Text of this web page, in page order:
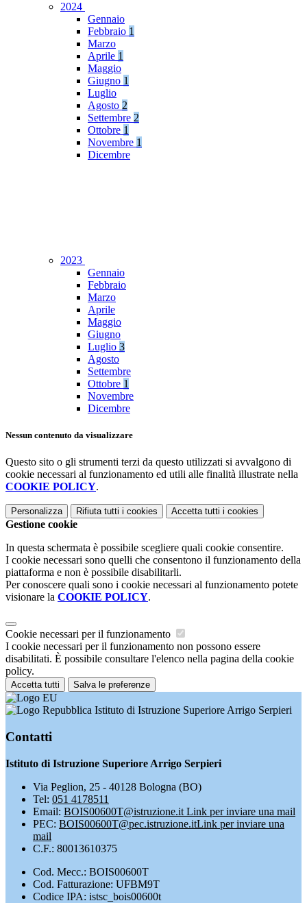
2024
Gennaio
Febbraio 1
Marzo
Aprile 1
Maggio
Giugno 1
Luglio
Agosto 2
Settembre 2
Ottobre 1
Novembre 1
Dicembre
2023
Gennaio
Febbraio
Marzo
Aprile
Maggio
Giugno
Luglio 3
Agosto
Settembre
Ottobre 1
Novembre
Dicembre
Nessun contenuto da visualizzare
Questo sito o gli strumenti terzi da questo utilizzati si avvalgono di
cookie necessari al funzionamento ed utili alle finalità illustrate nella
COOKIE POLICY.
Personalizza Rifiuta tutti i cookies Accetta tutti i cookies
Gestione cookie
In questa schermata è possibile scegliere quali cookie consentire.
I cookie necessari sono quelli che consentono il funzionamento della
piattaforma e non è possibile disabilitarli.
Per conoscere quali sono i cookie necessari al funzionamento potete
visionare la COOKIE POLICY.
Cookie necessari per il funzionamento
I cookie necessari per il funzionamento non possono essere
disabilitati. È possibile consultare l'elenco nella pagina della cookie
policy.
Accetta tutti Salva le preferenze
Istituto di Istruzione Superiore Arrigo Serpieri
Contatti
Istituto di Istruzione Superiore Arrigo Serpieri
Via Peglion, 25 - 40128 Bologna (BO)
Tel: 051 4178511
Email: BOIS00600T@istruzione.it Link per inviare una mail
PEC: BOIS00600T@pec.istruzione.itLink per inviare una
mail
C.F.: 80013610375
Cod. Mecc.: BOIS00600T
Cod. Fatturazione: UFBM9T
Codice IPA: istsc_bois00600t